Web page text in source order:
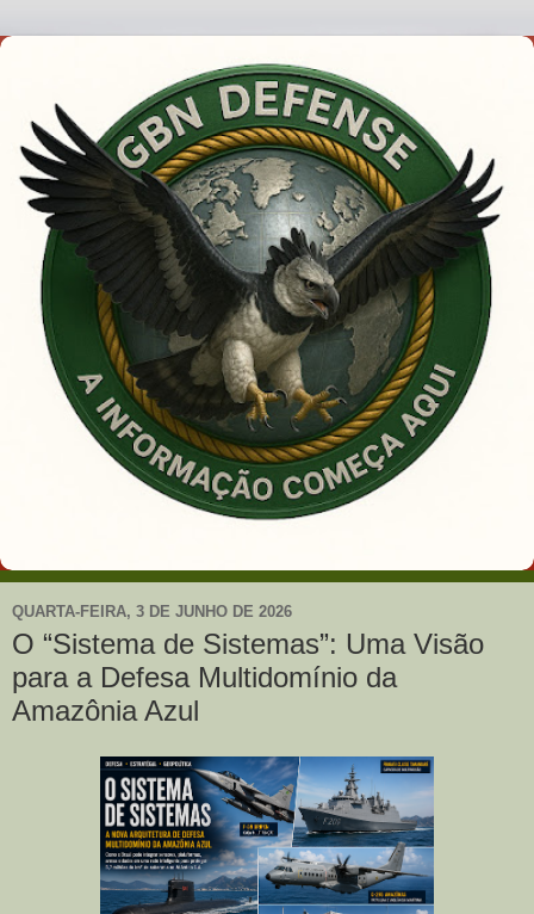
QUARTA-FEIRA, 3 DE JUNHO DE 2026
O “Sistema de Sistemas”: Uma Visão
para a Defesa Multidomínio da
Amazônia Azul